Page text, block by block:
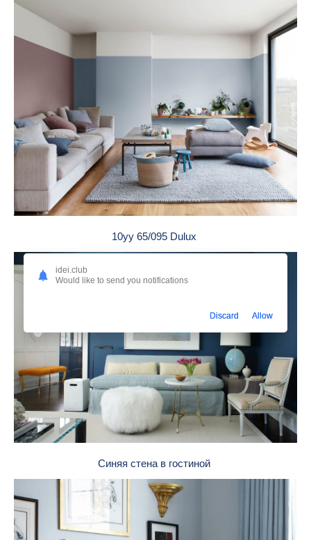
10yy 65/095 Dulux
Синяя стена в гостиной
idei.club
Would like to send you notifications
Discard Allow